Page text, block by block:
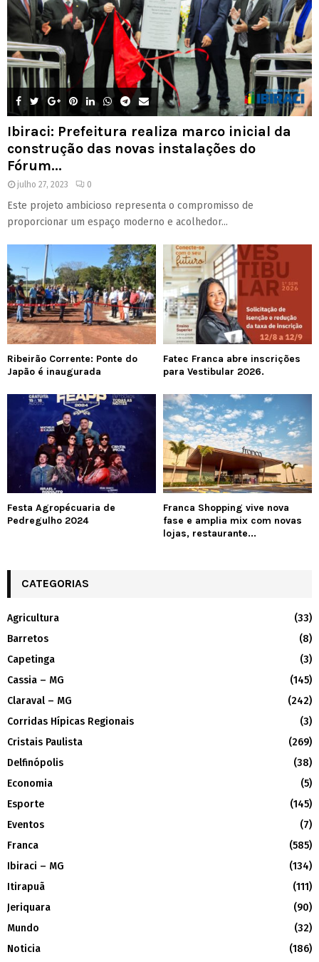
Ibiraci: Prefeitura realiza marco inicial da
construção das novas instalações do
Fórum...
julho 27, 2023 0
Este projeto ambicioso representa o compromisso de
proporcionar um espaço moderno e acolhedor...
Ribeirão Corrente: Ponte do
Japão é inaugurada
Fatec Franca abre inscrições
para Vestibular 2026.
Festa Agropécuaria de
Pedregulho 2024
Franca Shopping vive nova
fase e amplia mix com novas
lojas, restaurante...
CATEGORIAS
Agricultura
(33)
Barretos
(8)
Capetinga
(3)
Cassia – MG
(145)
Claraval – MG
(242)
Corridas Hípicas Regionais
(3)
Cristais Paulista
(269)
Delfinópolis
(38)
Economia
(5)
Esporte
(145)
Eventos
(7)
Franca
(585)
Ibiraci – MG
(134)
Itirapuã
(111)
Jeriquara
(90)
Mundo
(32)
Noticia
(186)